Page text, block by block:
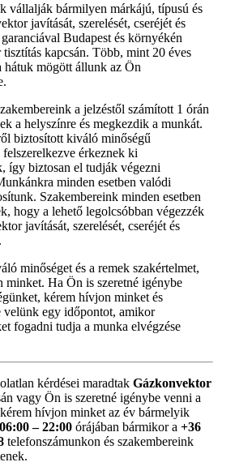
vállalják bármilyen márkájú, típusú és
javítását, szerelését, cseréjét és
Budapest és környékén
kapcsán. Több, mint 20 éves
hátuk mögött állunk az Ön
a jelzéstől számított 1 órán
a helyszínre és megkezdik a munkát.
biztosított kiváló minőségű
érkeznek ki
így biztosan el tudják végezni
minden esetben valódi
Szakembereink minden esetben
hogy a lehető legolcsóbban végezzék
javítását, szerelését, cseréjét és
minőséget és a remek szakértelmet,
minket. Ha Ön is szeretné igénybe
kérem hívjon minket és
velünk egy időpontot, amikor
fogadni tudja a munka elvégzése
kérdései maradtak Gázkonvektor
vagy Ön is szeretné igénybe venni a
hívjon minket az év bármelyik
06:00 – 22:00 órájában bármikor a +36
telefonszámunkon és szakembereink